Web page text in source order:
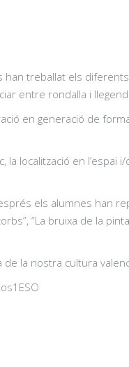
han treballat els
entre rondalla i
en generació de
localització en l’espai
els alumnes han
“La bruixa de la pinta
de la nostra cultura